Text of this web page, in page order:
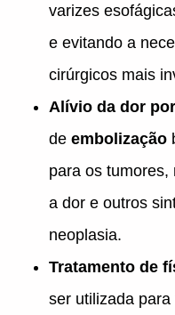
varizes
e evitando a
cirúrgicos mais
Alívio da dor
de embolização
para os tumores,
a dor e outros
neoplasia.
Tratamento de
ser utilizada